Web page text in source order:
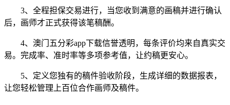
3、全程担保交易进行，当您收到满意的画稿并进行确认
后，画师才正式获得该笔稿酬。
4、澳门五分彩app下载信誉透明，每条评价均来自真实交
易。完成率、准时率等多项参考值，让约稿更安心。
5、定义您独有的稿件验收阶段，生成详细的数据报表，
让您轻松管理上百位合作画师及稿件。